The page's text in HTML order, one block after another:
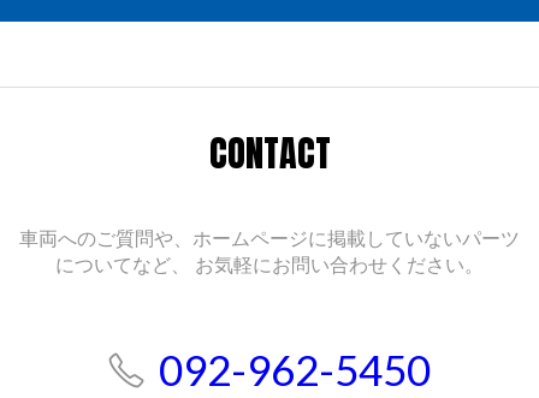
CONTACT
車両へのご質問や、ホームページに掲載していないパーツ
についてなど、 お気軽にお問い合わせください。
092-962-5450